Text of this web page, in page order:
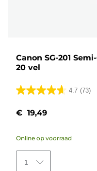
Canon SG-201
20 vel
4.7 (73)
4.7
de
sterren.
73
beoordelingen
€ 19,49
Online op voorraad
1